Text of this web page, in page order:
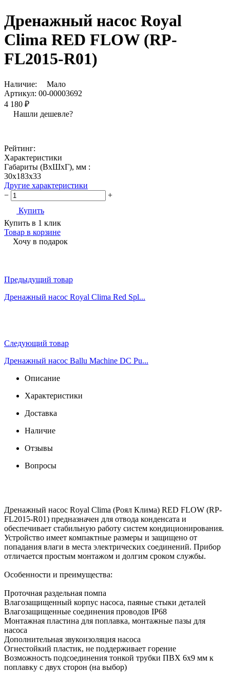
Дренажный насос Royal
Clima RED FLOW (RP-
FL2015-R01)
Наличие:
Мало
Артикул: 00-00003692
4 180 ₽
Нашли дешевле?
Рейтинг:
Характеристики
Габариты (ВxШxГ), мм :
30х183х33
Другие характеристики
−
+
Купить
Купить в 1 клик
Товар в корзине
Хочу в подарок
Предыдущий товар
Дренажный насос Royal Clima Red Spl...
Следующий товар
Дренажный насос Ballu Machine DС Pu...
Описание
Характеристики
Доставка
Наличие
Отзывы
Вопросы
Дренажный насос Royal Clima (Роял Клима) RED FLOW (RP-
FL2015-R01) предназначен для отвода конденсата и
обеспечивает стабильную работу систем кондиционирования.
Устройство имеет компактные размеры и защищено от
попадания влаги в места электрических соединений. Прибор
отличается простым монтажом и долгим сроком службы.
Особенности и преимущества:
Проточная раздельная помпа
Влагозащищенный корпус насоса, паяные стыки деталей
Влагозащищенные соединения проводов IP68
Монтажная пластина для поплавка, монтажные пазы для
насоса
Дополнительная звукоизоляция насоса
Огнестойкий пластик, не поддерживает горение
Возможность подсоединения тонкой трубки ПВХ 6х9 мм к
поплавку с двух сторон (на выбор)